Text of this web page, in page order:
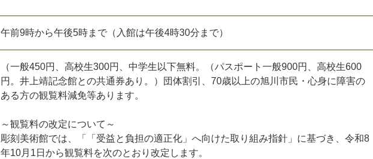
午前9時から午後5時まで（入館は午後4時30分まで）
（一般450円、高校生300円、中学生以下無料。（パスポート一般900円、高校生600
円。井上靖記念館との共通券あり。）団体割引、70歳以上の旭川市民・心身に障害の
ある方の観覧料減免等あります。
～観覧料の改定について～
彫刻美術館では、「「受益と負担の適正化」へ向けた取り組み指針」に基づき、令和8
年10月1日から観覧料を次のとおり改定します。